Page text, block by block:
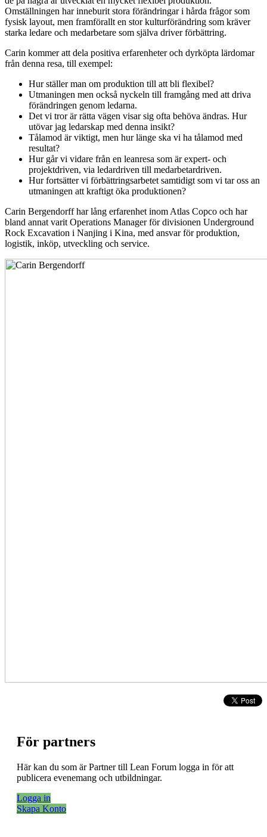
Omställningen har inneburit stora förändringar i hårda frågor som
fysisk layout, men framförallt en stor kulturförändring som kräver
starka ledare och medarbetare som själva driver förbättring.
Carin kommer att dela positiva erfarenheter och dyrköpta lärdomar
från denna resa, till exempel:
Hur ställer man om produktion till att bli flexibel?
Utmaningen men också nyckeln till framgång med att driva
förändringen genom ledarna.
Det vi tror är rätta vägen visar sig ofta behöva ändras. Hur
utövar jag ledarskap med denna insikt?
Tålamod är viktigt, men hur länge ska vi ha tålamod med
resultat?
Hur går vi vidare från en leanresa som är expert- och
projektdriven, via ledardriven till medarbetardriven.
Hur fortsätter vi förbättringsarbetet samtidigt som vi tar oss an
utmaningen att kraftigt öka produktionen?
Carin Bergendorff har lång erfarenhet inom Atlas Copco och har
bland annat varit Operations Manager för divisionen Underground
Rock Excavation i Nanjing i Kina, med ansvar för produktion,
logistik, inköp, utveckling och service.
För partners
Här kan du som är Partner till Lean Forum logga in för att
publicera evenemang och utbildningar.
Logga in
Skapa Konto